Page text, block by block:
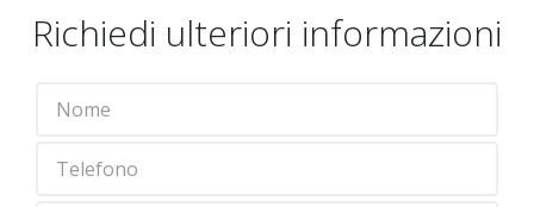
Richiedi ulteriori informazioni